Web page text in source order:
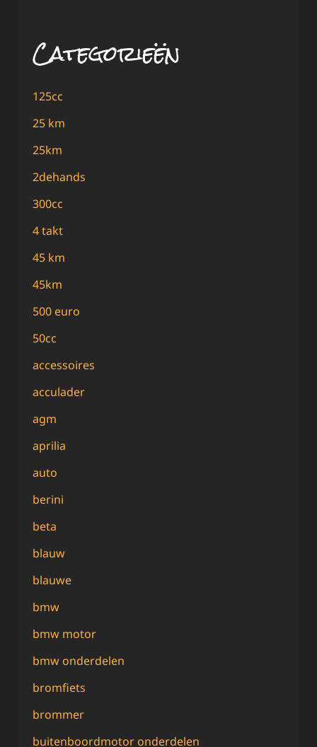
Categorieën
125cc
25 km
25km
2dehands
300cc
4 takt
45 km
45km
500 euro
50cc
accessoires
acculader
agm
aprilia
auto
berini
beta
blauw
blauwe
bmw
bmw motor
bmw onderdelen
bromfiets
brommer
buitenboordmotor onderdelen